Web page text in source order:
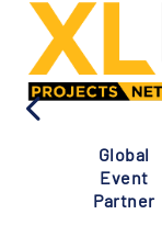
Global
Event
Partner